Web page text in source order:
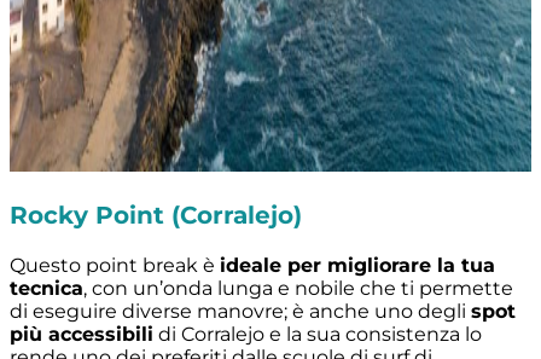
Rocky Point (Corralejo)
Questo point break è ideale per migliorare la tua
tecnica, con un’onda lunga e nobile che ti permette
di eseguire diverse manovre; è anche uno degli spot
più accessibili di Corralejo e la sua consistenza lo